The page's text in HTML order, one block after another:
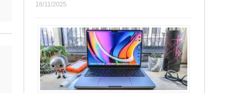
18/11/2025